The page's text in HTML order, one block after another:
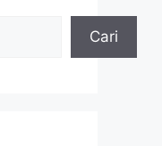
Cari